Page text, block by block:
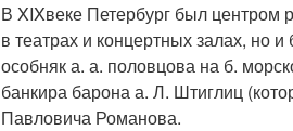
В XIXвеке Петербург был центром
в театрах и концертных залах, но
особняк а. а. половцова на б.
банкира барона а. Л. Штиглиц
Павловича Романова.